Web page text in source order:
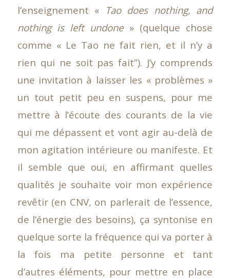
l’enseignement « Tao does nothing, and
nothing is left undone» (quelque chose
comme « Le Tao ne fait rien, et il n’y a
rien qui ne soit pas fait”). J’y comprends
une invitation à laisser les « problèmes »
un tout petit peu en suspens, pour me
mettre à l’écoute des courants de la vie
qui me dépassent et vont agir au-delà de
mon agitation intérieure ou manifeste. Et
il semble que oui, en affirmant quelles
qualités je souhaite voir mon expérience
revêtir (en CNV, on parlerait de l’essence,
de l’énergie des besoins), ça syntonise en
quelque sorte la fréquence qui va porter à
la fois ma petite personne et tant
d’autres éléments, pour mettre en place